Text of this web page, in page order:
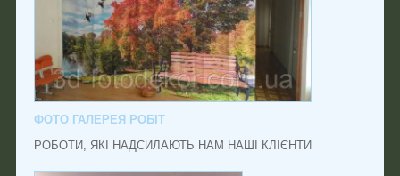
ФОТО ГАЛЕРЕЯ РОБІТ
РОБОТИ, ЯКІ НАДСИЛАЮТЬ НАМ НАШІ КЛІЄНТИ